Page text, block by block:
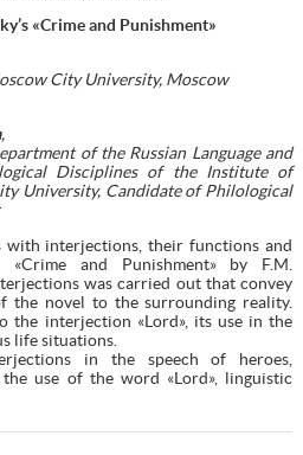
«Crime and Punishment»
City University, Moscow
,
of the Russian Language and
Disciplines of the Institute of
University, Candidate of Philological
with interjections, their functions and
and Punishment» by F.M.
was carried out that convey
the novel to the surrounding reality.
the interjection «Lord», its use in the
life situations.
in the speech of heroes,
use of the word «Lord», linguistic